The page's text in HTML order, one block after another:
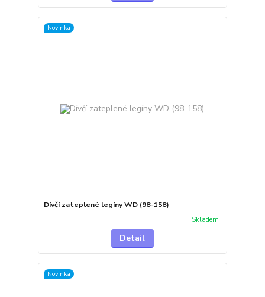
Novinka
Dívčí zateplené legíny WD (98-158)
Skladem
Detail
Novinka